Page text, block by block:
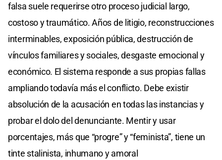
falsa suele requerirse otro proceso judicial largo,
costoso y traumático. Años de litigio, reconstrucciones
interminables, exposición pública, destrucción de
vínculos familiares y sociales, desgaste emocional y
económico. El sistema responde a sus propias fallas
ampliando todavía más el conflicto. Debe existir
absolución de la acusación en todas las instancias y
probar el dolo del denunciante. Mentir y usar
porcentajes, más que “progre” y “feminista”, tiene un
tinte stalinista, inhumano y amoral